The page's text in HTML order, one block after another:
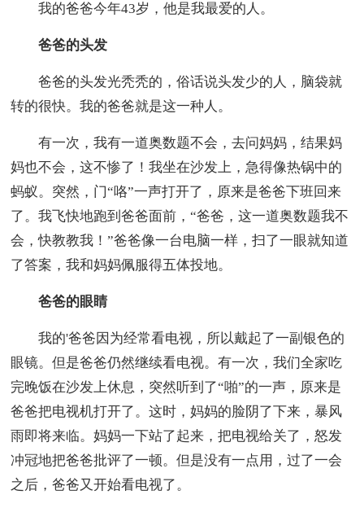
我的爸爸今年43岁，他是我最爱的人。
爸爸的头发
爸爸的头发光秃秃的，俗话说头发少的人，脑袋就
转的很快。我的爸爸就是这一种人。
有一次，我有一道奥数题不会，去问妈妈，结果妈
妈也不会，这不惨了！我坐在沙发上，急得像热锅中的
蚂蚁。突然，门“咯”一声打开了，原来是爸爸下班回来
了。我飞快地跑到爸爸面前，“爸爸，这一道奥数题我不
会，快教教我！”爸爸像一台电脑一样，扫了一眼就知道
了答案，我和妈妈佩服得五体投地。
爸爸的眼睛
我的'爸爸因为经常看电视，所以戴起了一副银色的
眼镜。但是爸爸仍然继续看电视。有一次，我们全家吃
完晚饭在沙发上休息，突然听到了“啪”的一声，原来是
爸爸把电视机打开了。这时，妈妈的脸阴了下来，暴风
雨即将来临。妈妈一下站了起来，把电视给关了，怒发
冲冠地把爸爸批评了一顿。但是没有一点用，过了一会
之后，爸爸又开始看电视了。